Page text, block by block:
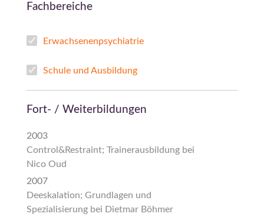
Fachbereiche
Erwachsenenpsychiatrie
Schule und Ausbildung
Fort- / Weiterbildungen
2003
Control&Restraint; Trainerausbildung bei
Nico Oud
2007
Deeskalation; Grundlagen und
Spezialisierung bei Dietmar Böhmer